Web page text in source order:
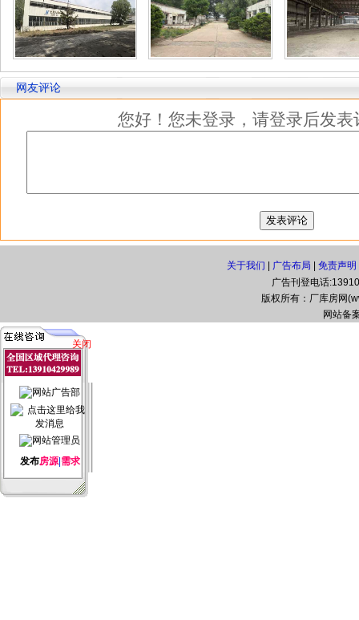
网友评论
您好！您未登录，请登录后发
关于我们 广告布局 免责声明
广告刊登电话
版权所有：厂库房网
网站备
关闭
发布房源| 需求